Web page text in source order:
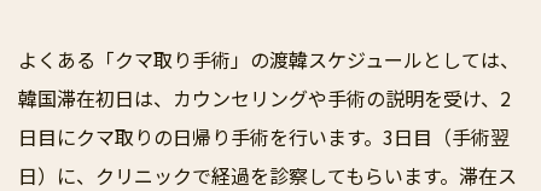
よくある「クマ取り手術」の渡韓スケジュールとしては、
韓国滞在初日は、カウンセリングや手術の説明を受け、2
日目にクマ取りの日帰り手術を行います。3日目（手術翌
日）に、クリニックで経過を診察してもらいます。滞在ス